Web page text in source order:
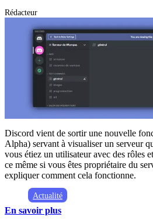
Rédacteur
Discord vient de sortir une nouvelle
Alpha) servant à visualiser un serveur
vous étiez un utilisateur avec des rôles
ce même si vous êtes propriétaire du
expliquer comment cela fonctionne.
Actualité
En savoir plus